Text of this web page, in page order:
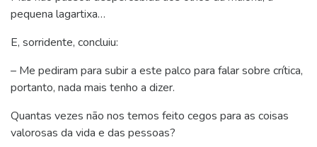
pequena lagartixa…
E, sorridente, concluiu:
– Me pediram para subir a este palco para falar sobre crítica,
portanto, nada mais tenho a dizer.
Quantas vezes não nos temos feito cegos para as coisas
valorosas da vida e das pessoas?